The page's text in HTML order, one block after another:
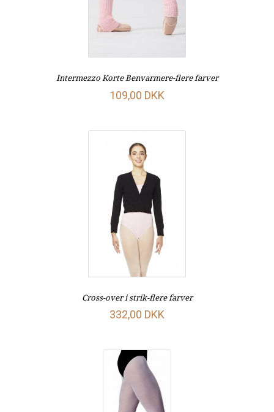
Intermezzo Korte Benvarmere-flere farver
109,00 DKK
Cross-over i strik-flere farver
332,00 DKK